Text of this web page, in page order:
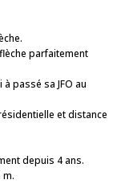
parfaitement
passé sa JFO au
et distance
depuis 4 ans.